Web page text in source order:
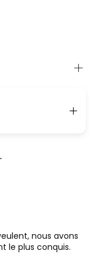
et fonctionnel
nous avons
le plus conquis.